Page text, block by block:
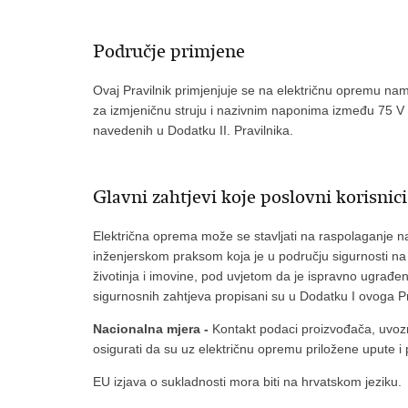
Područje primjene
Ovaj Pravilnik primjenjuje se na električnu opremu
za izmjeničnu struju i nazivnim naponima između 75
navedenih u Dodatku II. Pravilnika.
Glavni zahtjevi koje poslovni
Električna oprema može se stavljati na raspolaganje
inženjerskom praksom koja je u području sigurnosti
životinja i imovine, pod uvjetom da je ispravno
sigurnosnih zahtjeva propisani su u Dodatku I ovoga
Nacionalna mjera - Kontakt podaci proizvođača,
osigurati da su uz električnu opremu priložene upute
EU izjava o sukladnosti mora biti na hrvatskom jeziku.